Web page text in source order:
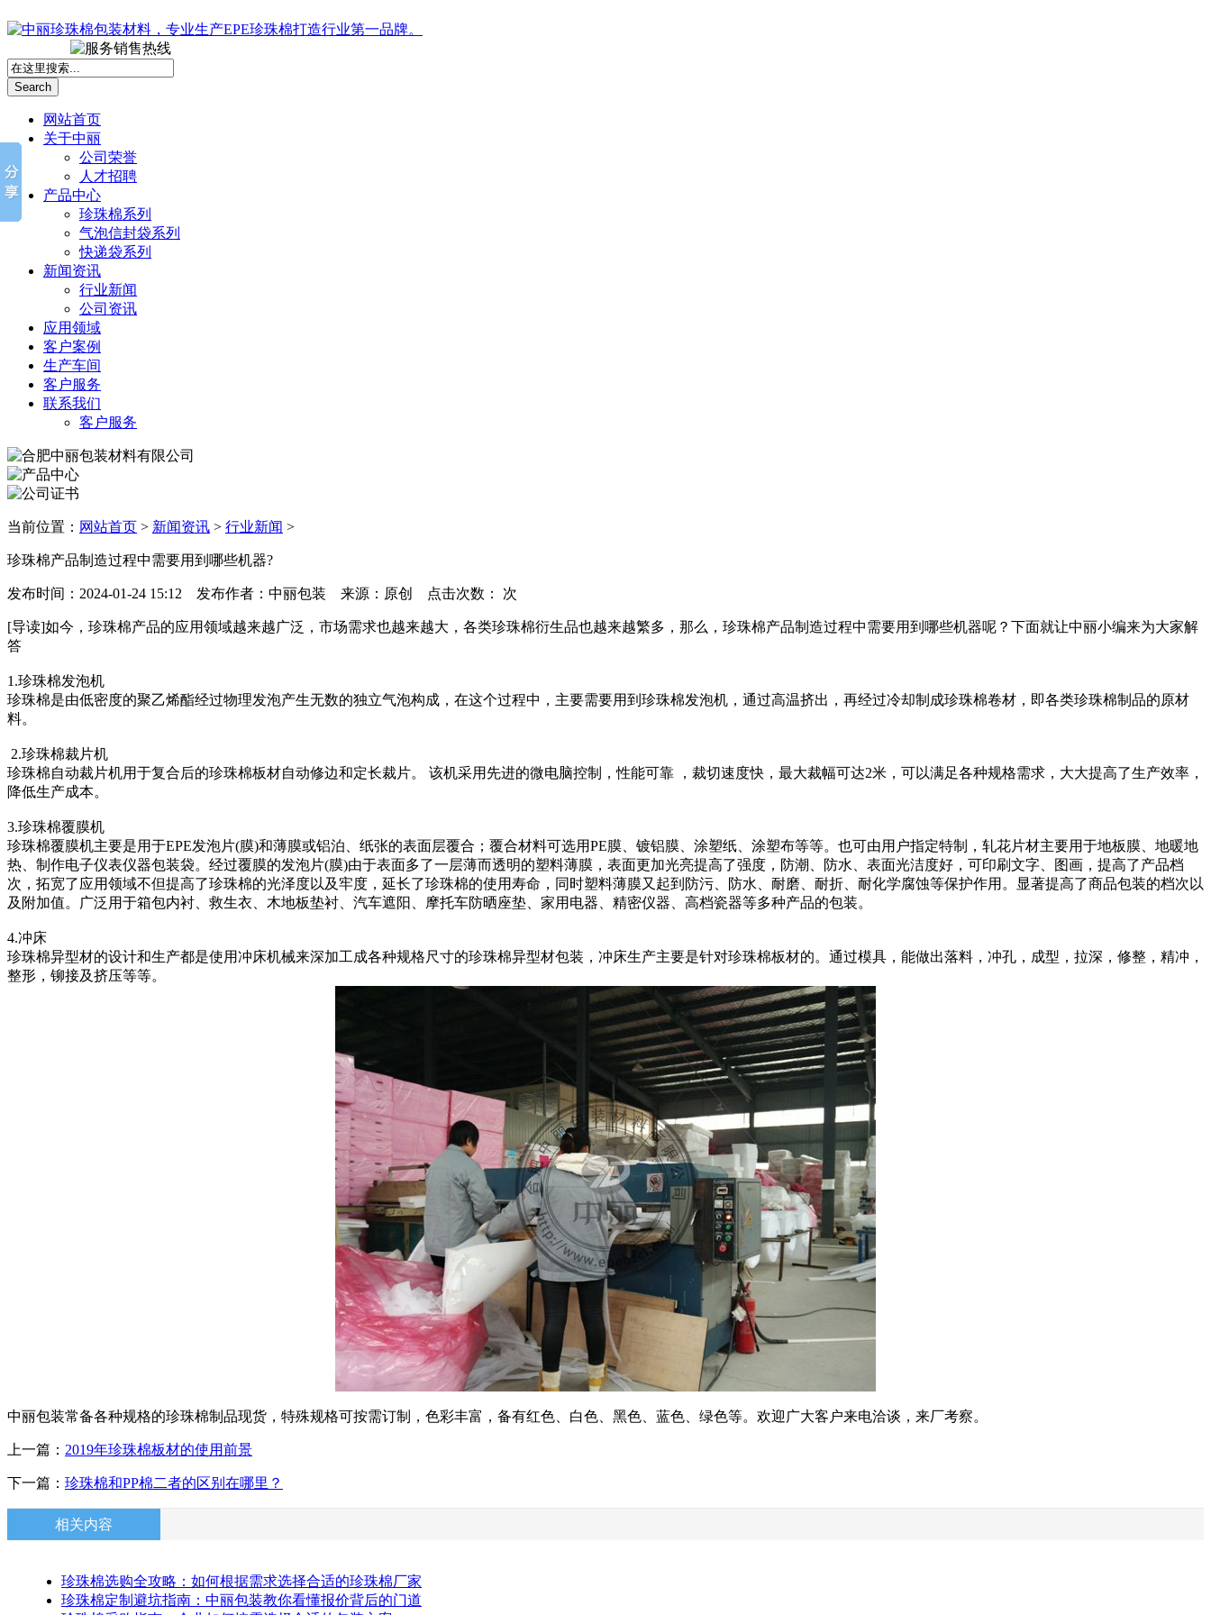
Search
网站首页
关于中丽
公司荣誉
人才招聘
产品中心
珍珠棉系列
气泡信封袋系列
快递袋系列
新闻资讯
行业新闻
公司资讯
应用领域
客户案例
生产车间
客户服务
联系我们
客户服务
当前位置： 网站首页 > 新闻资讯 > 行业新闻 >
珍珠棉产品制造过程中需要用到哪些机器?
发布时间：2024-01-24 15:12 发布作者：中丽包装 来源：原创 点击次数： 次
[导读]如今，珍珠棉产品的应用领域越来越广泛，市场需求也越来越大，各类珍珠棉衍生品也越来越繁多，那么，珍珠棉产品制造过程中需要用到哪些机器呢？下面就让中丽小编来为大家解
答
1.珍珠棉发泡机
珍珠棉是由低密度的聚乙烯酯经过物理发泡产生无数的独立气泡构成，在这个过程中，主要需要用到珍珠棉发泡机，通过高温挤出，再经过冷却制成珍珠棉卷材，即各类珍珠棉制品的原材
料。
2.珍珠棉裁片机
珍珠棉自动裁片机用于复合后的珍珠棉板材自动修边和定长裁片。 该机采用先进的微电脑控制，性能可靠 ，裁切速度快，最大裁幅可达2米，可以满足各种规格需求，大大提高了生产效率，
降低生产成本。
3.珍珠棉覆膜机
珍珠棉覆膜机主要是用于EPE发泡片(膜)和薄膜或铝泊、纸张的表面层覆合；覆合材料可选用PE膜、镀铝膜、涂塑纸、涂塑布等等。也可由用户指定特制，轧花片材主要用于地板膜、地暖地
热、制作电子仪表仪器包装袋。经过覆膜的发泡片(膜)由于表面多了一层薄而透明的塑料薄膜，表面更加光亮提高了强度，防潮、防水、表面光洁度好，可印刷文字、图画，提高了产品档
次，拓宽了应用领域不但提高了珍珠棉的光泽度以及牢度，延长了珍珠棉的使用寿命，同时塑料薄膜又起到防污、防水、耐磨、耐折、耐化学腐蚀等保护作用。显著提高了商品包装的档次以
及附加值。广泛用于箱包内衬、救生衣、木地板垫衬、汽车遮阳、摩托车防晒座垫、家用电器、精密仪器、高档瓷器等多种产品的包装。
4.冲床
珍珠棉异型材的设计和生产都是使用冲床机械来深加工成各种规格尺寸的珍珠棉异型材包装，冲床生产主要是针对珍珠棉板材的。通过模具，能做出落料，冲孔，成型，拉深，修整，精冲，
整形，铆接及挤压等等。
中丽包装常备各种规格的珍珠棉制品现货，特殊规格可按需订制，色彩丰富，备有红色、白色、黑色、蓝色、绿色等。欢迎广大客户来电洽谈，来厂考察。
上一篇： 2019年珍珠棉板材的使用前景
下一篇： 珍珠棉和PP棉二者的区别在哪里？
相关内容
珍珠棉选购全攻略：如何根据需求选择合适的珍珠棉厂家
珍珠棉定制避坑指南：中丽包装教你看懂报价背后的门道